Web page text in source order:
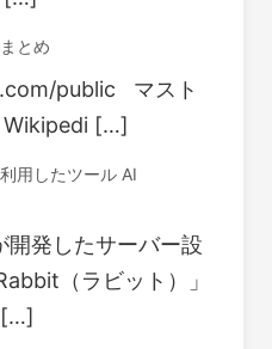
とめ
public マスト
Wikipedi […]
用したツール AI
開発したサーバー設
（ラビット）」
[…]